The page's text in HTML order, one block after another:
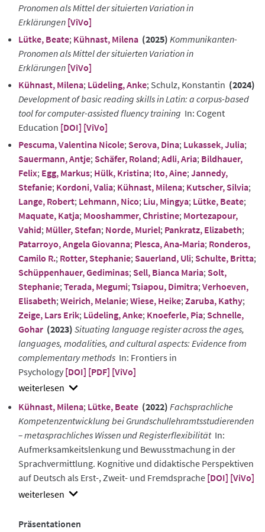
Pronomen als Mittel der situierten Variation in
Erklärungen [ViVo]
Lütke, Beate; Kühnast, Milena (2025) Kommunikanten-
Pronomen als Mittel der situierten Variation in
Erklärungen [ViVo]
Kühnast, Milena; Lüdeling, Anke; Schulz, Konstantin (2024)
Development of basic reading skills in Latin: a corpus-based
tool for computer-assisted fluency training In: Cogent
Education [DOI] [ViVo]
Pescuma, Valentina Nicole; Serova, Dina; Lukassek, Julia;
Sauermann, Antje; Schäfer, Roland; Adli, Aria; Bildhauer,
Felix; Egg, Markus; Hülk, Kristina; Ito, Aine; Jannedy,
Stefanie; Kordoni, Valia; Kühnast, Milena; Kutscher, Silvia;
Lange, Robert; Lehmann, Nico; Liu, Mingya; Lütke, Beate;
Maquate, Katja; Mooshammer, Christine; Mortezapour,
Vahid; Müller, Stefan; Norde, Muriel; Pankratz, Elizabeth;
Patarroyo, Angela Giovanna; Plesca, Ana-Maria; Ronderos,
Camilo R.; Rotter, Stephanie; Sauerland, Uli; Schulte, Britta;
Schüppenhauer, Gediminas; Sell, Bianca Maria; Solt,
Stephanie; Terada, Megumi; Tsiapou, Dimitra; Verhoeven,
Elisabeth; Weirich, Melanie; Wiese, Heike; Zaruba, Kathy;
Zeige, Lars Erik; Lüdeling, Anke; Knoeferle, Pia; Schnelle,
Gohar (2023) Situating language register across the ages,
languages, modalities, and cultural aspects: Evidence from
complementary methods In: Frontiers in
Psychology [DOI] [PDF] [ViVo]
show
abstract
Kühnast, Milena; Lütke, Beate (2022) Fachsprachliche
Kompetenzentwicklung bei Grundschullehramtsstudierenden
– metasprachliches Wissen und RegisterflexibilitätIn:
Aufmerksamkeitslenkung und Bewusstmachung in der
Sprachvermittlung. Kognitive und didaktische Perspektiven
auf Deutsch als Erst-, Zweit- und Fremdsprache [DOI] [ViVo]
show
Präsentationen